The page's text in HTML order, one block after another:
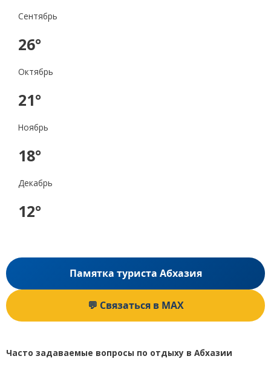
Сентябрь
26°
Октябрь
21°
Ноябрь
18°
Декабрь
12°
Памятка туриста Абхазия
💬 Связаться в MAX
Часто задаваемые вопросы по отдыху в Абхазии